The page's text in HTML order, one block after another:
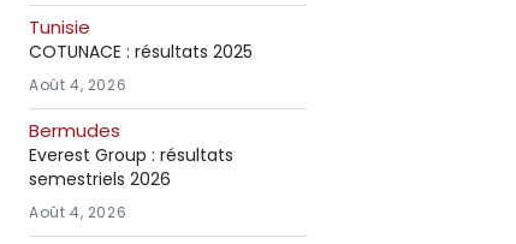
Tunisie
COTUNACE : résultats 2025
Août 4, 2026
Bermudes
Everest Group : résultats
semestriels 2026
Août 4, 2026